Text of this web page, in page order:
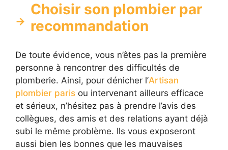
Choisir son plombier par
recommandation
De toute évidence, vous n’êtes pas la première
personne à rencontrer des difficultés de
plomberie. Ainsi, pour dénicher l’Artisan
plombier paris ou intervenant ailleurs efficace
et sérieux, n’hésitez pas à prendre l’avis des
collègues, des amis et des relations ayant déjà
subi le même problème. Ils vous exposeront
aussi bien les bonnes que les mauvaises